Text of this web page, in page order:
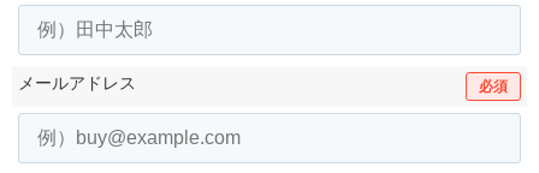
メールアドレス 必須